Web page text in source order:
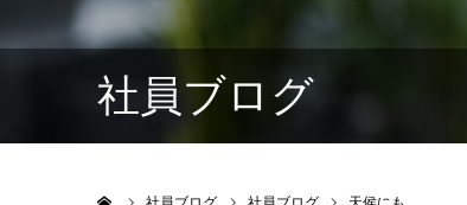
社員ブログ